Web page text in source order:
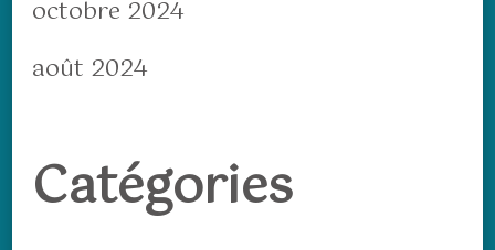
octobre 2024
août 2024
Catégories